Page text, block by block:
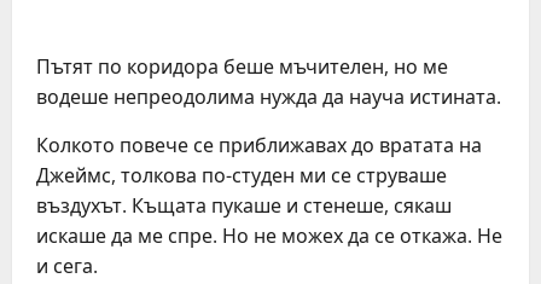
Пътят по коридора беше мъчителен, но ме
водеше непреодолима нужда да науча истината.
Колкото повече се приближавах до вратата на
Джеймс, толкова по-студен ми се струваше
въздухът. Къщата пукаше и стенеше, сякаш
искаше да ме спре. Но не можех да се откажа. Не
и сега.